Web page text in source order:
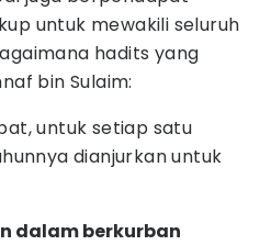
untuk mewakili seluruh
hadits yang
bin Sulaim:
untuk setiap satu
dianjurkan untuk
dalam berkurban